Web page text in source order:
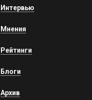
Интервью
Мнения
Рейтинги
Блоги
Архив